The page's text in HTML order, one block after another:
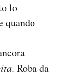
lo
quando
. Roba da